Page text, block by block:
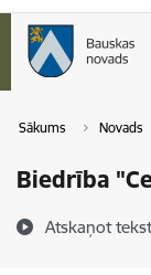
Sākums Novads
Biedrība
Atskaņot